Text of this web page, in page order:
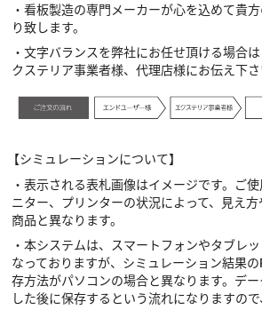
・看板製造の専門メーカーが心を込めて貴
り致します。
・文字バランスを弊社にお任せ頂ける場合
クステリア事業者様、代理店様にお伝え下さ
【シミュレーションについて】
・表示される表札画像はイメージです。ご
ニター、プリンターの状況によって、見え
商品と異なります。
・本システムは、スマートフォンやタブレ
なっておりますが、シミュレーション結果
存方法がパソコンの場合と異なります。デ
した後に保存するという流れになりますので